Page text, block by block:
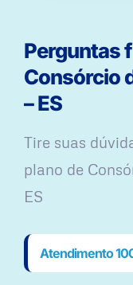
Perguntas
Consórcio
– ES
Tire suas
plano ​de
ES
Atendimento